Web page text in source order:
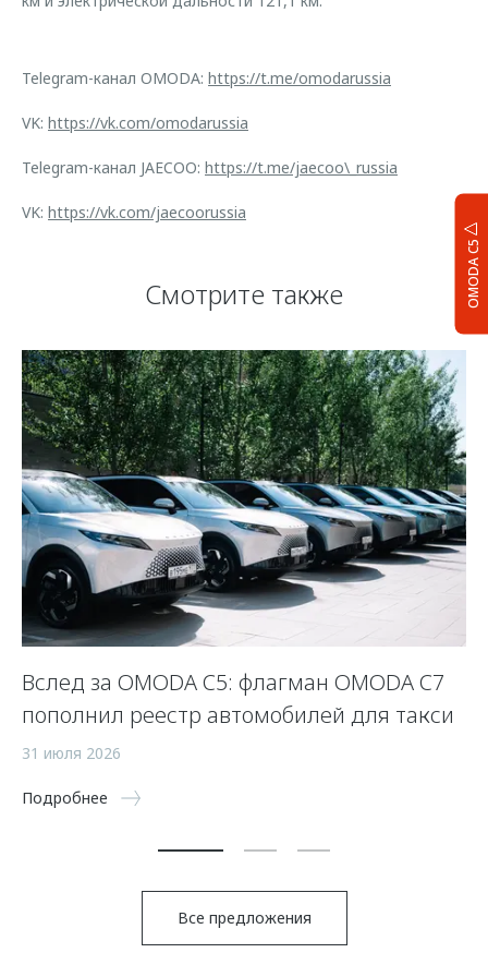
OMODA C5
Telegram-канал OMODA: https://t.me/omodarussia
VK: https://vk.com/omodarussia
Telegram-канал JAECOO: https://t.me/jaecoo\_russia
VK: https://vk.com/jaecoorussia
Смотрите также
Вслед за OMODA C5: флагман OMODA C7
пополнил реестр автомобилей для такси
31 июля 2026
Подробнее
Все предложения